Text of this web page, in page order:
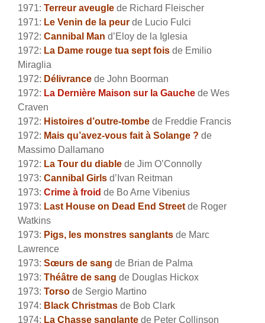
1971: Terreur aveugle de Richard Fleischer
1971: Le Venin de la peur de Lucio Fulci
1972: Cannibal Man d’Eloy de la Iglesia
1972: La Dame rouge tua sept fois de Emilio
Miraglia
1972: Délivrance de John Boorman
1972: La Dernière Maison sur la Gauche de Wes
Craven
1972: Histoires d’outre-tombe de Freddie Francis
1972: Mais qu’avez-vous fait à Solange ? de
Massimo Dallamano
1972: La Tour du diable de Jim O’Connolly
1973: Cannibal Girls d’Ivan Reitman
1973: Crime à froid de Bo Arne Vibenius
1973: Last House on Dead End Street de Roger
Watkins
1973: Pigs, les monstres sanglants de Marc
Lawrence
1973: Sœurs de sang de Brian de Palma
1973: Théâtre de sang de Douglas Hickox
1973: Torso de Sergio Martino
1974: Black Christmas de Bob Clark
1974: La Chasse sanglante de Peter Collinson